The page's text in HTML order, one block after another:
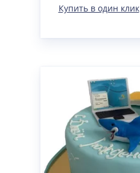
Купить в один клик